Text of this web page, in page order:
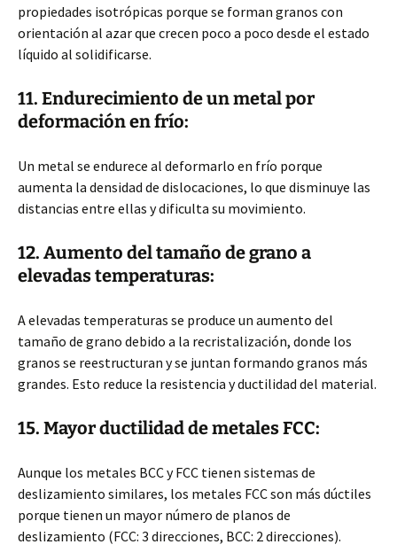
propiedades isotrópicas porque se forman granos con
orientación al azar que crecen poco a poco desde el estado
líquido al solidificarse.
11. Endurecimiento de un metal por
deformación en frío:
Un metal se endurece al deformarlo en frío porque
aumenta la densidad de dislocaciones, lo que disminuye las
distancias entre ellas y dificulta su movimiento.
12. Aumento del tamaño de grano a
elevadas temperaturas:
A elevadas temperaturas se produce un aumento del
tamaño de grano debido a la recristalización, donde los
granos se reestructuran y se juntan formando granos más
grandes. Esto reduce la resistencia y ductilidad del material.
15. Mayor ductilidad de metales FCC:
Aunque los metales BCC y FCC tienen sistemas de
deslizamiento similares, los metales FCC son más dúctiles
porque tienen un mayor número de planos de
deslizamiento (FCC: 3 direcciones, BCC: 2 direcciones).